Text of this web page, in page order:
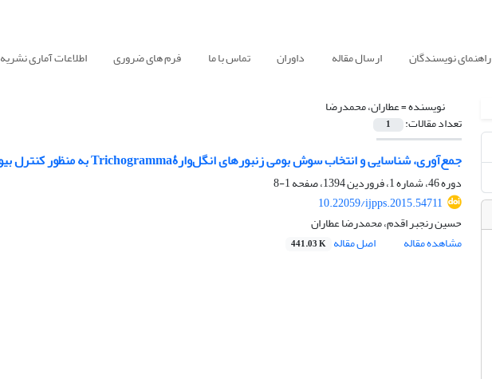
راهنمای نویسندگان ارسال مقاله داوران تماس با ما فرم های ضروری اطلاعات آماری نشریه
نویسنده =عطاران، محمدرضا
تعداد مقالات: 1
جمع‌آوری، شناسایی و انتخاب سوش بومی زنبورهای انگل‌وارۀTrichogramma به منظور کنترل بیولوژیک کرم سیب،Cydia pomonella در منطقۀ دماوند
دوره 46، شماره 1، فروردین 1394، صفحه
1-8
10.22059/ijpps.2015.54711
حسین رنجبر اقدم، محمدرضا عطاران
مشاهده مقاله
اصل مقاله 441.03 K